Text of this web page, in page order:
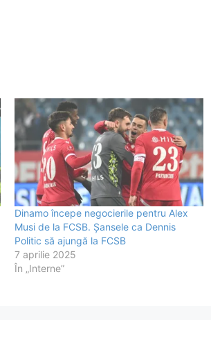
Dinamo începe negocierile pentru Alex
Musi de la FCSB. Șansele ca Dennis
Politic să ajungă la FCSB
7 aprilie 2025
În „Interne”